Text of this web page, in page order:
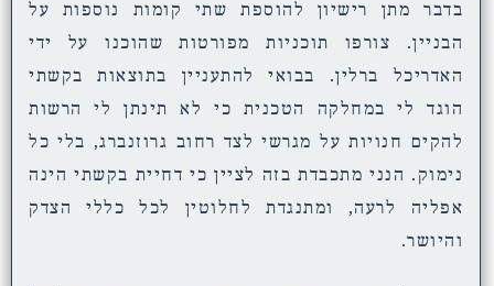
בדבר מתן רישיון להוספת שתי קומות נוספות על
הבניין. צורפו תוכניות מפורטות שהוכנו על ידי
האדריכל ברלין. בבואי להתעניין בתוצאות בקשתי
הוגד לי במחלקה הטכנית כי לא תינתן לי הרשות
להקים חנויות על מגרשי לצד רחוב גרוזנברג, בלי כל
נימוק. הנני מתכבדת בזה לציין כי דחיית בקשתי הינה
אפליה לרעה, ומתנגדת לחלוטין לכל כללי הצדק
והיושר.